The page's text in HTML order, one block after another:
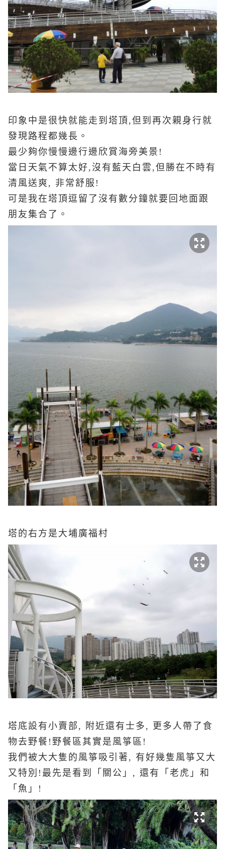
印象中是很快就能走到塔頂,但到再次親身行就
發現路程都幾長。
最少夠你慢慢邊行邊欣賞海旁美景!
當日天氣不算太好,沒有藍天白雲,但勝在不時有
清風送爽, 非常舒服!
可是我在塔頂逗留了沒有數分鐘就要回地面跟
朋友集合了。
塔的右方是大埔廣福村
塔底設有小賣部, 附近還有士多, 更多人帶了食
物去野餐!野餐區其實是風箏區!
我們被大大隻的風箏吸引著, 有好幾隻風箏又大
又特別!最先是看到「關公」, 還有「老虎」和
「魚」!